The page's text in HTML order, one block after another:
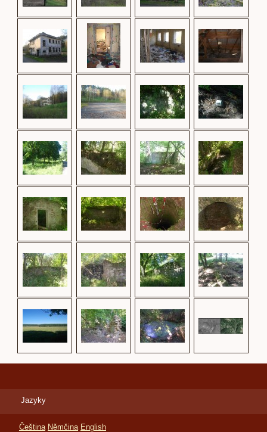
Jazyky
Čeština Němčina English